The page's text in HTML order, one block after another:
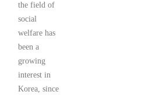
the field of
social
welfare has
been a
growing
interest in
Korea, since